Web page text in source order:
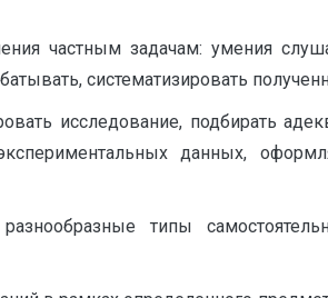
частным задачам: умения
систематизировать
исследование, подбирать
данных,
типы